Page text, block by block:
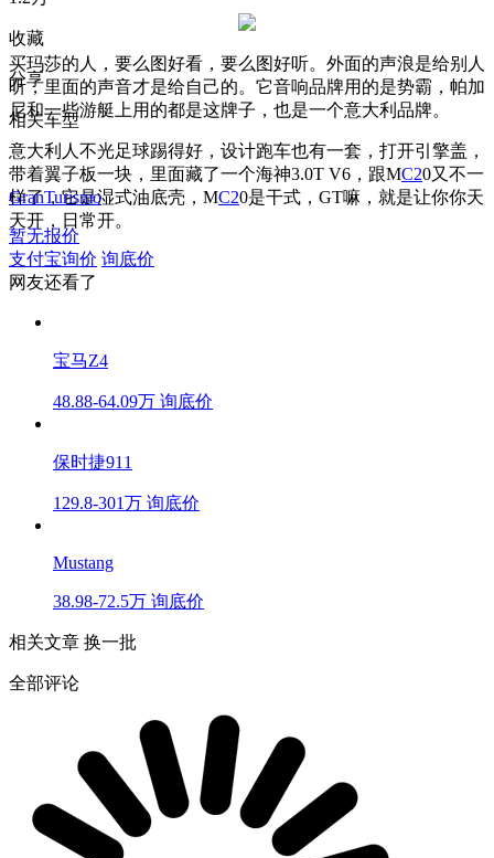
买玛莎的人，要么图好看，要么图好听。外面的声浪是给别人
听，里面的声音才是给自己的。它音响品牌用的是势霸，帕加
尼和一些游艇上用的都是这牌子，也是一个意大利品牌。
意大利人不光足球踢得好，设计跑车也有一套，打开引擎盖，
带着翼子板一块，里面藏了一个海神3.0T V6，跟MC20又不一
样了，它是湿式油底壳，MC20是干式，GT嘛，就是让你你天
天开，日常开。
收藏
分享
相关车型
GranTurismo
暂无报价
支付宝询价 询底价
网友还看了
宝马Z4
48.88-64.09万 询底价
保时捷911
129.8-301万 询底价
Mustang
38.98-72.5万 询底价
相关文章 换一批
全部评论